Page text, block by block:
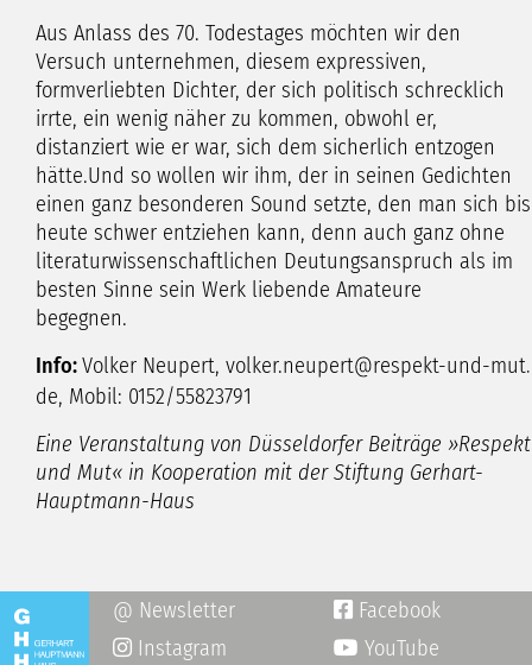
Aus Anlass des 70. Todestages möchten wir den
Versuch unternehmen, diesem expressiven,
formverliebten Dichter, der sich politisch schrecklich
irrte, ein wenig näher zu kommen, obwohl er,
distanziert wie er war, sich dem sicherlich entzogen
hätte.Und so wollen wir ihm, der in seinen Gedichten
einen ganz besonderen Sound setzte, den man sich bis
heute schwer entziehen kann, denn auch ganz ohne
literaturwissenschaftlichen Deutungsanspruch als im
besten Sinne sein Werk liebende Amateure
begegnen.
Info:Volker Neupert, volker.neupert
respekt-und-mut
de, Mobil: 0152/55823791
Eine Veranstaltung von Düsseldorfer Beiträge »Respekt
und Mut« in Kooperation mit der Stiftung Gerhart-
Hauptmann-Haus
@ Newsletter  Facebook
Instagram
YouTube